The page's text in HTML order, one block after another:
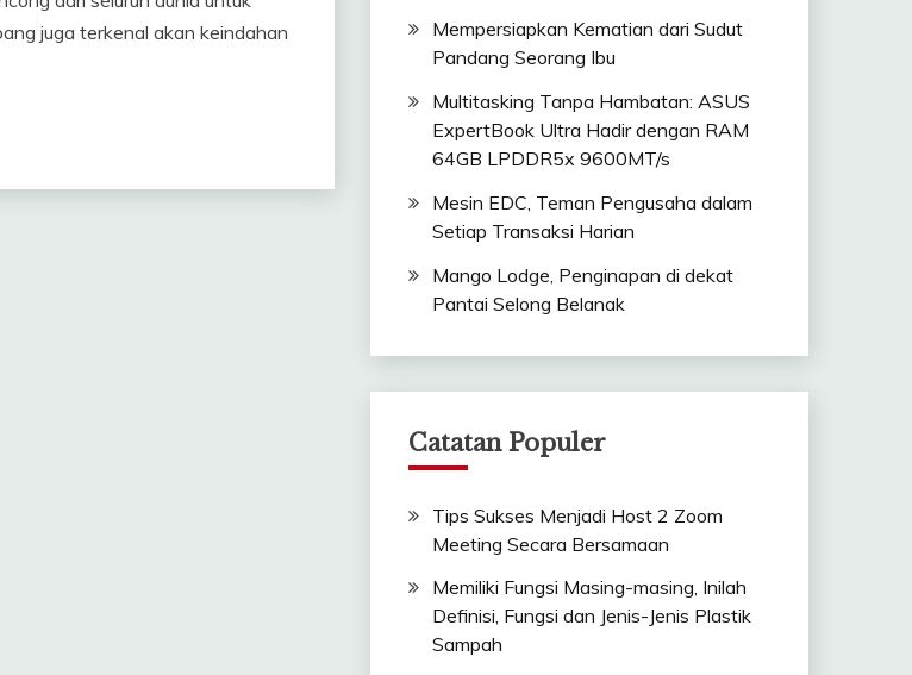
juga terkenal akan keindahan
Mempersiapkan Kematian dari Sudut
Pandang Seorang Ibu
Multitasking Tanpa Hambatan: ASUS
ExpertBook Ultra Hadir dengan RAM
64GB LPDDR5x 9600MT/s
Mesin EDC, Teman Pengusaha dalam
Setiap Transaksi Harian
Mango Lodge, Penginapan di dekat
Pantai Selong Belanak
Catatan Populer
Tips Sukses Menjadi Host 2 Zoom
Meeting Secara Bersamaan
Memiliki Fungsi Masing-masing, Inilah
Definisi, Fungsi dan Jenis-Jenis Plastik
Sampah